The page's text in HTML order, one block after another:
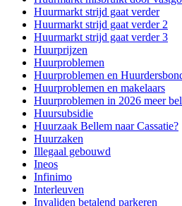
Huurmarkt strijd gaat verder
Huurmarkt strijd gaat verder 2
Huurmarkt strijd gaat verder 3
Huurprijzen
Huurproblemen
Huurproblemen en
Huurproblemen en makelaars
Huurproblemen in 2026 meer
Huursubsidie
Huurzaak Bellem naar Cassatie?
Huurzaken
Illegaal gebouwd
Ineos
Infinimo
Interleuven
Invaliden betalend parkeren